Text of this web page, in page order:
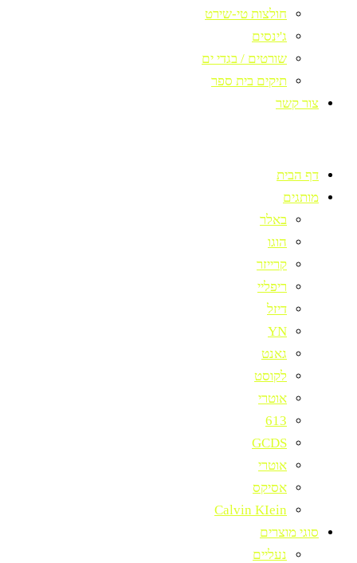
חולצות טי-שירט
ג'ינסים
שורטים / בגדי ים
תיקים בית ספר
צור קשר
דף הבית
מותגים
באלר
הוגו
קרייזר
ריפליי
דיזל
YN
גאנט
לקוסט
אוטרי
613
GCDS
אוטרי
אסיקס
Calvin KIein
סוגי מוצרים
נעליים